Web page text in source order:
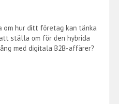
om hur ditt företag kan tänka
ställa om för den hybrida
med digitala B2B-affärer?